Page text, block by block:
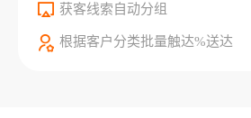
获客线索自动分组
根据客户分类批量触达%送达